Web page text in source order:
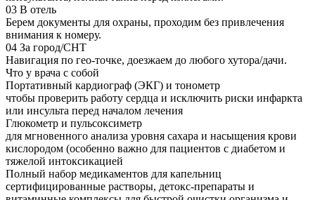
03 В отель
Берем документы для охраны, проходим без привлечения
внимания к номеру.
04 За город/СНТ
Навигация по гео-точке, доезжаем до любого хутора/дачи.
Что у врача с собой
Портативный кардиограф (ЭКГ) и тонометр
чтобы проверить работу сердца и исключить риски инфаркта
или инсульта перед началом лечения
Глюкометр и пульсоксиметр
для мгновенного анализа уровня сахара и насыщения крови
кислородом (особенно важно для пациентов с диабетом и
тяжелой интоксикацией
Полный набор медикаментов для капельниц
сертифицированные растворы, детокс-препараты и